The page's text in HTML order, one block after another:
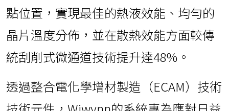
點位置，實現最佳的熱液效能、均勻的
晶片溫度分佈，並在散熱效能方面較傳
統刮削式微通道技術提升達48%。
透過整合電化學增材製造（ECAM）技術